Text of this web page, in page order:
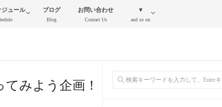
ジュール ブログ
Blog
お問い合わせ
Contact Us
▼
and so on
みよう企画！